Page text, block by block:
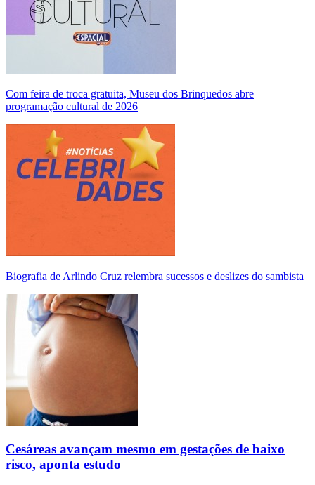
Com feira de troca gratuita, Museu dos Brinquedos abre
programação cultural de 2026
Biografia de Arlindo Cruz relembra sucessos e deslizes do sambista
Cesáreas avançam mesmo em gestações de baixo
risco, aponta estudo